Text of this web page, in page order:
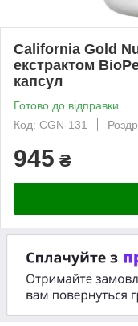
California Gold
екстрактом
капсул
Готово до відправки
Код: CGN-131
945 ₴